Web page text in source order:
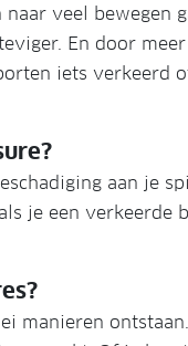
veel bewegen
En door
iets verkeerd
aan je
je een verkeerde
manieren